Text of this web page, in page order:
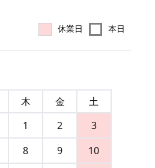
休業日 本日
木 金
土
1
2
3
8 9
10